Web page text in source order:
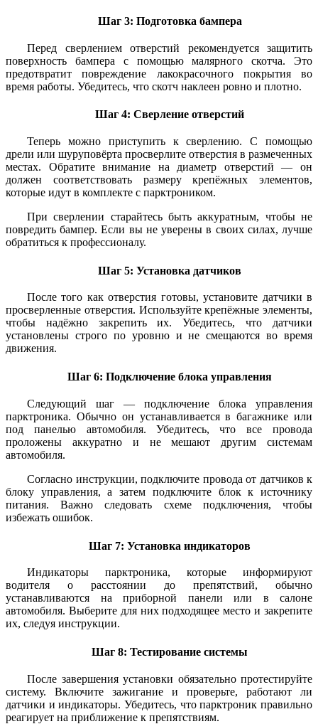
Шаг 3: Подготовка бампера
Перед сверлением отверстий рекомендуется защитить
поверхность бампера с помощью малярного скотча. Это
предотвратит повреждение лакокрасочного покрытия во
время работы. Убедитесь, что скотч наклеен ровно и плотно.
Шаг 4: Сверление отверстий
Теперь можно приступить к сверлению. С помощью
дрели или шуруповёрта просверлите отверстия в размеченных
местах. Обратите внимание на диаметр отверстий — он
должен соответствовать размеру крепёжных элементов,
которые идут в комплекте с парктроником.
При сверлении старайтесь быть аккуратным, чтобы не
повредить бампер. Если вы не уверены в своих силах, лучше
обратиться к профессионалу.
Шаг 5: Установка датчиков
После того как отверстия готовы, установите датчики в
просверленные отверстия. Используйте крепёжные элементы,
чтобы надёжно закрепить их. Убедитесь, что датчики
установлены строго по уровню и не смещаются во время
движения.
Шаг 6: Подключение блока управления
Следующий шаг — подключение блока управления
парктроника. Обычно он устанавливается в багажнике или
под панелью автомобиля. Убедитесь, что все провода
проложены аккуратно и не мешают другим системам
автомобиля.
Согласно инструкции, подключите провода от датчиков к
блоку управления, а затем подключите блок к источнику
питания. Важно следовать схеме подключения, чтобы
избежать ошибок.
Шаг 7: Установка индикаторов
Индикаторы парктроника, которые информируют
водителя о расстоянии до препятствий, обычно
устанавливаются на приборной панели или в салоне
автомобиля. Выберите для них подходящее место и закрепите
их, следуя инструкции.
Шаг 8: Тестирование системы
После завершения установки обязательно протестируйте
систему. Включите зажигание и проверьте, работают ли
датчики и индикаторы. Убедитесь, что парктроник правильно
реагирует на приближение к препятствиям.